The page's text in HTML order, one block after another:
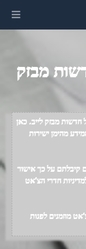
מבזק
מבזק לייב. כאן
מהימן ישירות
קיבלתם על כך אישור
חדרי הצ'אט
מוזמנים לפנות